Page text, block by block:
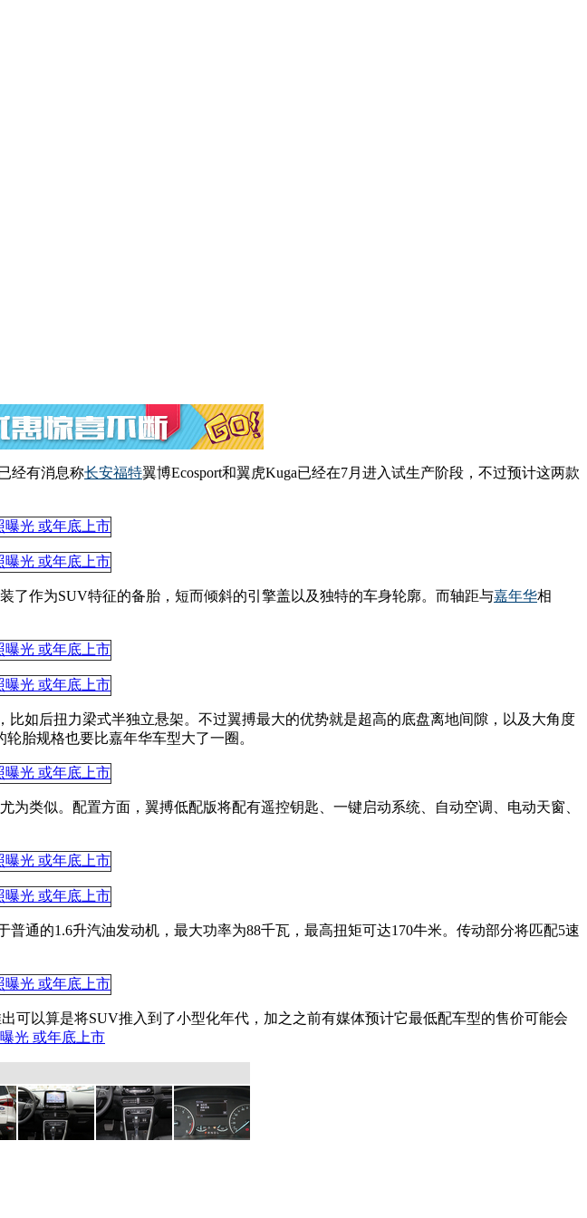
经有消息称长安福特翼博Ecosport和翼虎Kuga已经在7月进入试生产阶段，不过预计这两款
了作为SUV特征的备胎，短而倾斜的引擎盖以及独特的车身轮廓。而轴距与嘉年华相
如后扭力梁式半独立悬架。不过翼搏最大的优势就是超高的底盘离地间隙，以及大角度
胎规格也要比嘉年华车型大了一圈。
类似。配置方面，翼搏低配版将配有遥控钥匙、一键启动系统、自动空调、电动天窗、
通的1.6升汽油发动机，最大功率为88千瓦，最高扭矩可达170牛米。传动部分将匹配5速
可以算是将SUV推入到了小型化年代，加之之前有媒体预计它最低配车型的售价可能会